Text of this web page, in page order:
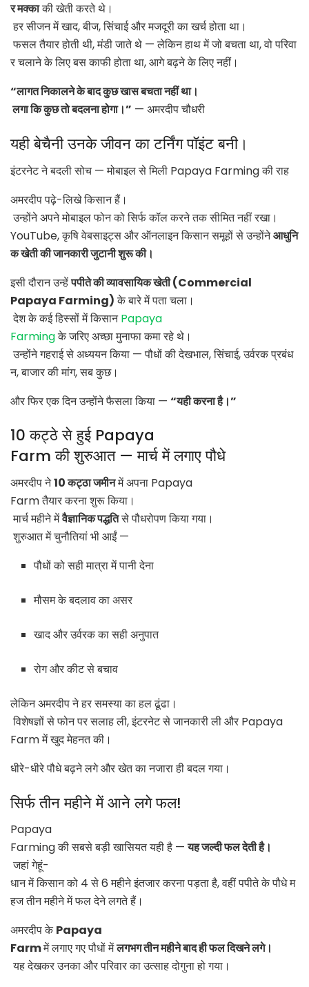
र मक्काकी खेती करते थे।
हर सीजन में खाद, बीज, सिंचाई और मजदूरी का खर्च होता था।
फसल तैयार होती थी, मंडी जाते थे — लेकिन हाथ में जो बचता था, वो परिवा
र चलाने के लिए बस काफी होता था, आगे बढ़ने के लिए नहीं।
“लागत निकालने के बाद कुछ खास बचता नहीं था।
लगा कि कुछ तो बदलना होगा।” — अमरदीप चौधरी
यही बेचैनी उनके जीवन का टर्निंग पॉइंट बनी।
इंटरनेट ने बदली सोच — मोबाइल से मिली Papaya Farming की राह
अमरदीप पढ़े-लिखे किसान हैं।
उन्होंने अपने मोबाइल फोन को सिर्फ कॉल करने तक सीमित नहीं रखा।
YouTube, कृषि वेबसाइट्स और ऑनलाइन किसान समूहों से उन्होंनेआधुनि
क खेती की जानकारी जुटानी शुरू की।
इसी दौरान उन्हेंपपीते की व्यावसायिक खेती (Commercial
Papaya Farming)के बारे में पता चला।
देश के कई हिस्सों में किसानPapaya
Farmingके जरिए अच्छा मुनाफा कमा रहे थे।
उन्होंने गहराई से अध्ययन किया — पौधों की देखभाल, सिंचाई, उर्वरक प्रबंध
न, बाजार की मांग, सब कुछ।
और फिर एक दिन उन्होंने फैसला किया — “यही करना है।”
10 कट्ठे से हुई Papaya
Farm की शुरुआत — मार्च में लगाए पौधे
अमरदीप ने10 कट्ठा जमीनमें अपना Papaya
Farmतैयार करना शुरू किया।
मार्च महीने मेंवैज्ञानिक पद्धतिसे पौधरोपण किया गया।
शुरुआत में चुनौतियां भी आईं —
पौधों को सही मात्रा में पानी देना
मौसम के बदलाव का असर
खाद और उर्वरक का सही अनुपात
रोग और कीट से बचाव
लेकिन अमरदीप ने हर समस्या का हल ढूंढा।
विशेषज्ञों से फोन पर सलाह ली, इंटरनेट से जानकारी ली और Papaya
Farm में खुद मेहनत की।
धीरे-धीरे पौधे बढ़ने लगे और खेत का नजारा ही बदल गया।
सिर्फ तीन महीने में आने लगे फल!
Papaya
Farmingकी सबसे बड़ी खासियत यही है —यह जल्दी फल देती है।
जहां गेहूं-
धान में किसान को 4 से 6 महीने इंतजार करना पड़ता है, वहीं पपीते के पौधे म
हज तीन महीने में फल देने लगते हैं।
अमरदीप केPapaya
Farmमें लगाए गए पौधों मेंलगभग तीन महीने बाद ही फल दिखने लगे।
यह देखकर उनका और परिवार का उत्साह दोगुना हो गया।